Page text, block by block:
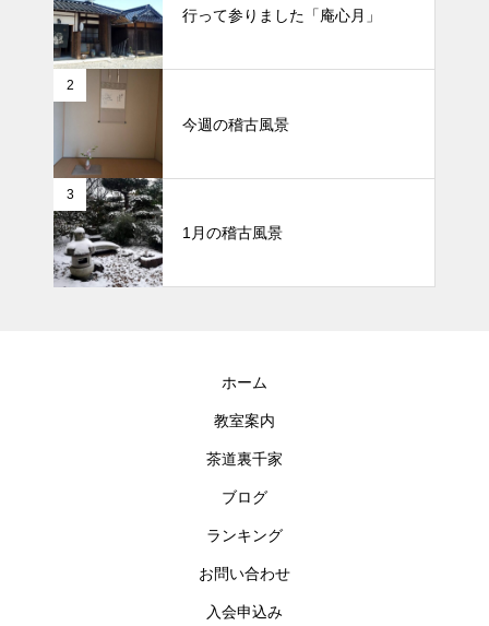
行って参りました「庵心月」
2
今週の稽古風景
3
1月の稽古風景
ホーム
教室案内
茶道裏千家
ブログ
ランキング
お問い合わせ
入会申込み